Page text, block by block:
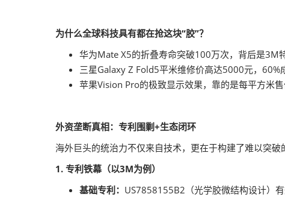
为什么全球科技具有都在抢这块“胶”？
华为Mate X5的折叠寿命突破100万次，背后是3M
三星Galaxy Z Fold5平米维修价高达5000元，60%
苹果Vision Pro的极致显示效果，靠的是每平方米售
外资垄断真相：专利围剿+生态闭环
海外巨头的统治力不仅来自技术，更在于构建了难以突破
1. 专利铁幕（以3M为例）
基础专利： US7858155B2（光学胶微结构设计）